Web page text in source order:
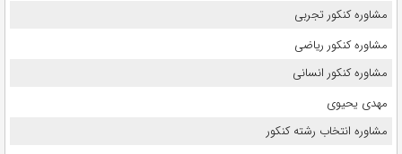
مشاوره کنکور تجربی
مشاوره کنکور ریاضی
مشاوره کنکور انسانی
مهدی یحیوی
مشاوره انتخاب رشته کنکور